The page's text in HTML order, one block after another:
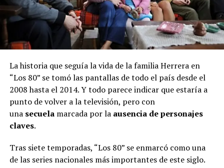
La historia que seguía la vida de la familia Herrera en
“Los 80” se tomó las pantallas de todo el país desde el
2008 hasta el 2014. Y todo parece indicar que estaría a
punto de volver a la televisión, pero con
una secuelamarcada por la ausencia de personajes
claves.
Tras siete temporadas, “Los 80” se enmarcó como una
de las series nacionales más importantes de este siglo.